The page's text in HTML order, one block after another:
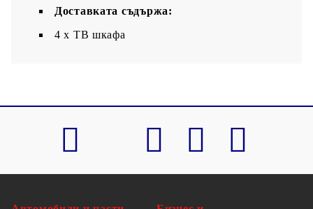
Доставката съдържа:
4 x ТВ шкафа